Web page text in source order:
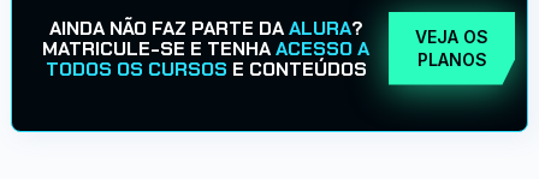
AINDA NÃO FAZ PARTE DAALURA?
MATRICULE-SE E TENHAACESSO A
TODOS OS CURSOS E CONTEÚDOS
VEJA OS
PLANOS